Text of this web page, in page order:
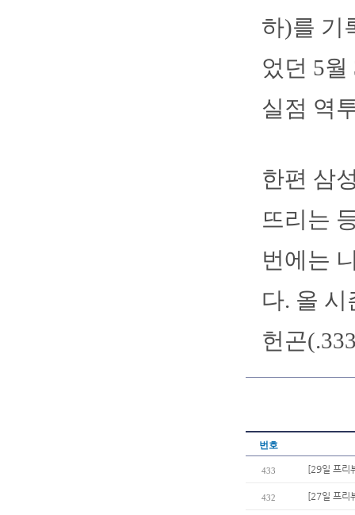
하)를 기
었던 5
실점 역
한편 삼
뜨리는
번에는
다. 올
헌곤
번호
433 [29일 프리
432 [27일 프리